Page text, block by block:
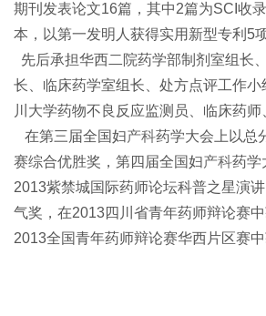
期刊发表论文16篇，其中2篇为SCI收
本，以第一发明人获得实用新型专利5项
先后承担华西二院药学部制剂室组长
长、临床药学室组长、处方点评工作小
川大学药物不良反应监测员、临床药师
在第三届全国妇产科药学大会上以总
赛综合优胜奖，第四届全国妇产科药学
2013紫禁城国际药师论坛科普之星演
气奖，在2013四川省青年药师辩论赛
2013全国青年药师辩论赛华西片区赛中